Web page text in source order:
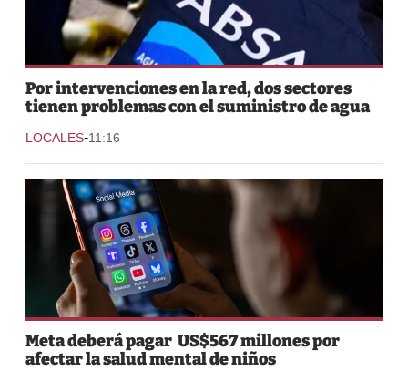
Por intervenciones en la red, dos sectores
tienen problemas con el suministro de agua
LOCALES-11:16
Meta deberá pagar US$567 millones por
afectar la salud mental de niños